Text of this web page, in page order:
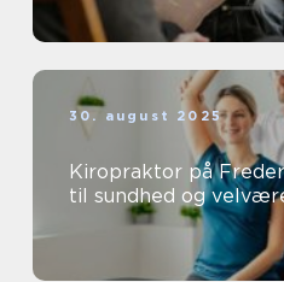
30. august 2025
Kiropraktor på
til sundhed og